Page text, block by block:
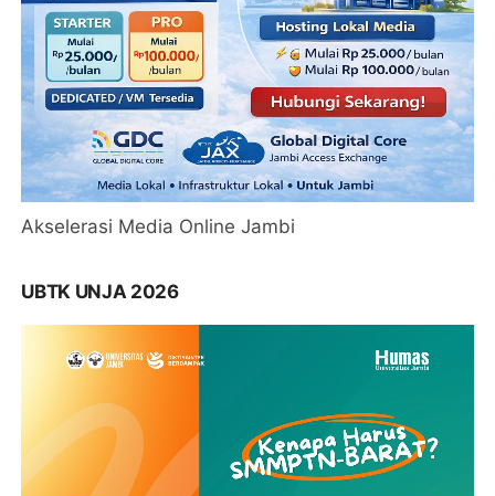
Akselerasi Media Online Jambi
UBTK UNJA 2026